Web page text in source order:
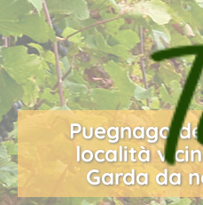
Puegnago
località
Garda da